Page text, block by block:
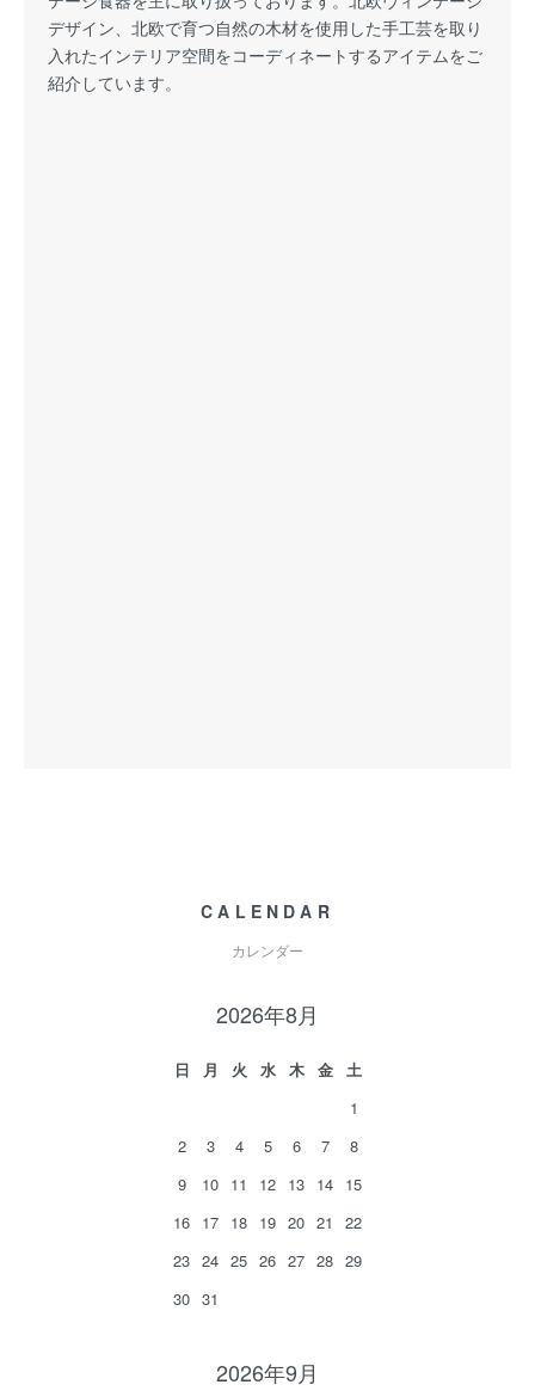
デザイン、北欧で育つ自然の木材を使用した手工芸を取り
入れたインテリア空間をコーディネートするアイテムをご
紹介しています。
CALENDAR
カレンダー
2026年8月
日 月 火 水 木 金
土
1
2
3 4 5 6 7
8
9
10 11 12 13 14 15
16 17 18 19 20 21
22
23 24 25 26 27 28 29
30 31
2026年9月